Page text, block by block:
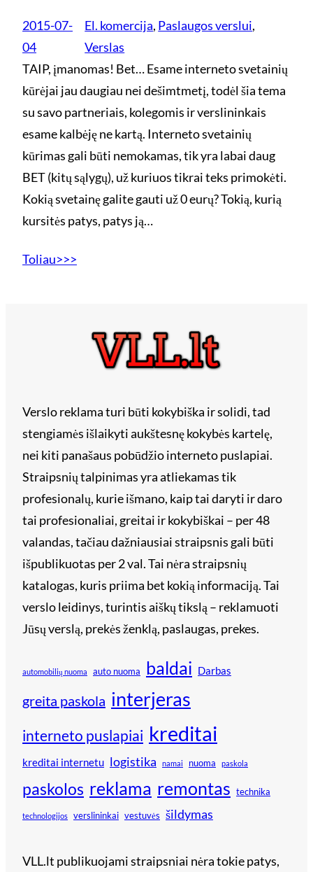
2015-07-
04
El. komercija, Paslaugos verslui
Verslas
TAIP, įmanomas! Bet… Esame interneto svetainių
kūrėjai jau daugiau nei dešimtmetį, todėl šia tema
su savo partneriais, kolegomis ir verslininkais
esame kalbėję ne kartą. Interneto svetainių
kūrimas gali būti nemokamas, tik yra labai daug
BET (kitų sąlygų), už kuriuos tikrai teks primokėti.
Kokią svetainę galite gauti už 0 eurų? Tokią, kurią
kursitės patys, patys ją…
Toliau>>>
Verslo reklama turi būti kokybiška ir solidi, tad
stengiamės išlaikyti aukštesnę kokybės kartelę,
nei kiti panašaus pobūdžio interneto puslapiai.
Straipsnių talpinimas yra atliekamas tik
profesionalų, kurie išmano, kaip tai daryti ir daro
tai profesionaliai, greitai ir kokybiškai – per 48
valandas, tačiau dažniausiai straipsnis gali būti
išpublikuotas per 2 val. Tai nėra straipsnių
katalogas, kuris priima bet kokią informaciją. Tai
verslo leidinys, turintis aiškų tikslą – reklamuoti
Jūsų verslą, prekės ženklą, paslaugas, prekes.
automobilių nuoma auto nuoma baldai Darbas
greita paskola interjeras
interneto puslapiai kreditai
kreditai internetu logistika namai nuoma paskola
paskolos reklama remontas technika
technologijos verslininkai vestuvės šildymas
VLL.lt publikuojami straipsniai nėra tokie patys,